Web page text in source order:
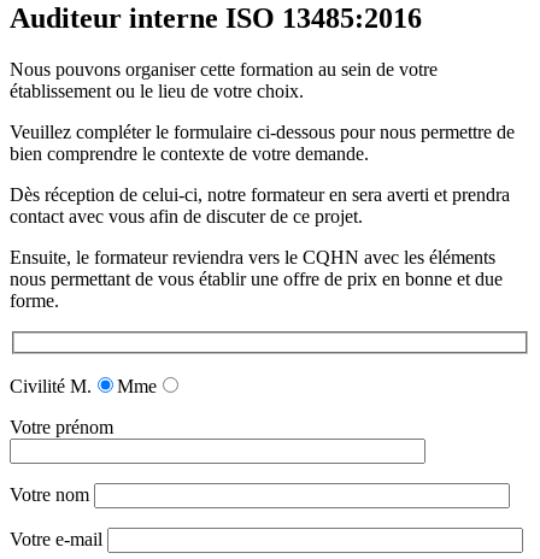
Auditeur interne ISO 13485:2016
Nous pouvons organiser cette formation au sein de votre
établissement ou le lieu de votre choix.
Veuillez compléter le formulaire ci-dessous pour nous permettre de
bien comprendre le contexte de votre demande.
Dès réception de celui-ci, notre formateur en sera averti et prendra
contact avec vous afin de discuter de ce projet.
Ensuite, le formateur reviendra vers le CQHN avec les éléments
nous permettant de vous établir une offre de prix en bonne et due
forme.
Civilité M.
Mme
Votre prénom
Votre nom
Votre e-mail